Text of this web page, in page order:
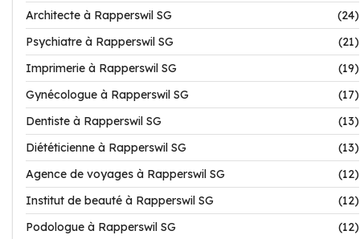
Architecte à Rapperswil SG
(24)
Psychiatre à Rapperswil SG
(21)
Imprimerie à Rapperswil SG
(19)
Gynécologue à Rapperswil SG
(17)
Dentiste à Rapperswil SG
(13)
Diététicienne à Rapperswil SG
(13)
Agence de voyages à Rapperswil SG
(12)
Institut de beauté à Rapperswil SG
(12)
Podologue à Rapperswil SG
(12)